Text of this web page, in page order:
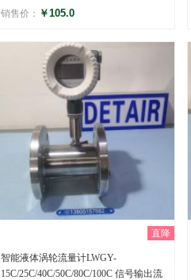
销售价： ￥105.0
评分
()
直降
智能液体涡轮流量计LWGY-
15C/25C/40C/50C/80C/100C 信号输出流